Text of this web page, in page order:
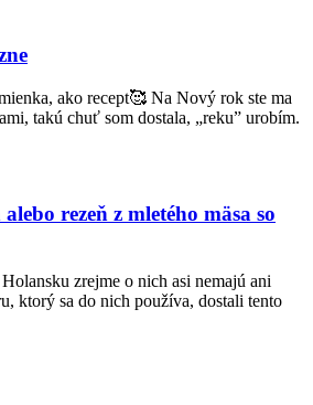
ako recept🥰 Na Nový rok ste ma
takú chuť som dostala, „reku” urobím.
rezeň z mletého mäsa so
zrejme o nich asi nemajú ani
ktorý sa do nich používa, dostali tento